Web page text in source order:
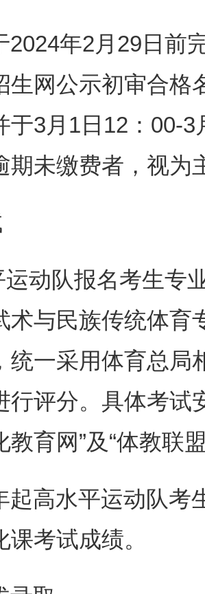
2024年2月29日前
生网公示初审合格
于3月1日12：00-
期未缴费者，视为
运动队报名考生专
术与民族传统体育
统一采用体育总局
行评分。具体考试
教育网”及“体教联
起高水平运动队考
考试成绩。